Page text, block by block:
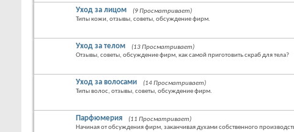
Уход за лицом
(9 Просматривает)
Типы кожи, отзывы, советы, обсуждение фирм.
Уход за телом
(13 Просматривает)
Отзывы, советы, обсуждение фирм, как самой приготовить скраб для тела?
Уход за волосами
(14 Просматривает)
Типы волос, отзывы, советы, обсуждение фирм.
Парфюмерия
(11 Просматривает)
Начиная от обсуждения фирм, заканчивая духами собственного